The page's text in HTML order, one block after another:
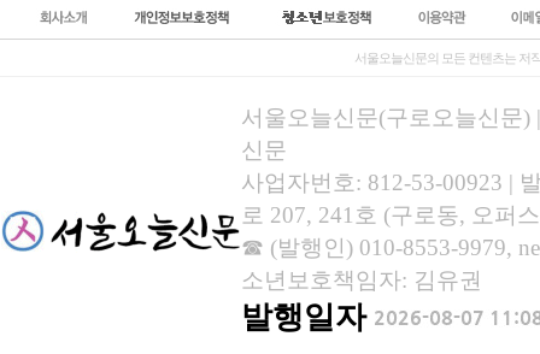
서울오늘신문의 모든 컨텐츠는 저
서울오늘신문(구로오늘신문)
신문
사업자번호: 812-53-00923 |
로 207, 241호 (구로동, 오퍼
☎ (발행인) 010-8553-9979,
소년보호책임자: 김유권
발행일자